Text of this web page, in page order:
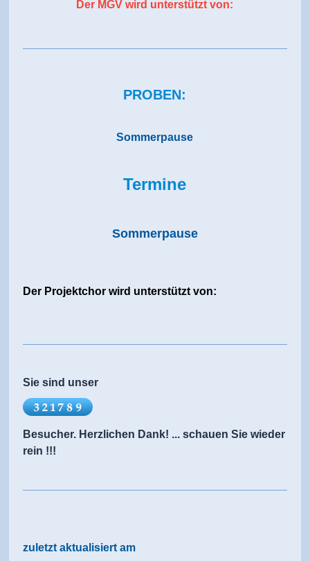
Der MGV wird unterstützt von:
PROBEN:
Sommerpause
Termine
Sommerpause
Der Projektchor wird unterstützt von:
Sie sind unser
Besucher. Herzlichen Dank! ... schauen Sie wieder
rein !!!
zuletzt aktualisiert am